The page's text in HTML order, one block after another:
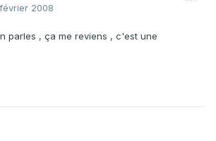
2008
parles , ça me reviens , c'est une